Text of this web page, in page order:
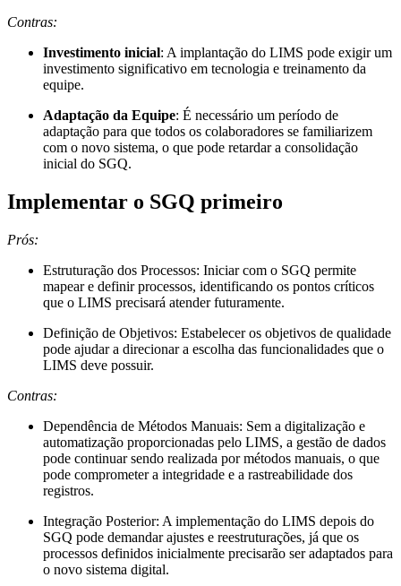
Contras:
Investimento inicial: A implantação do LIMS pode exigir um
investimento significativo em tecnologia e treinamento da
equipe.
Adaptação da Equipe: É necessário um período de
adaptação para que todos os colaboradores se familiarizem
com o novo sistema, o que pode retardar a consolidação
inicial do SGQ.
Implementar o SGQ primeiro
Prós:
Estruturação dos Processos: Iniciar com o SGQ permite
mapear e definir processos, identificando os pontos críticos
que o LIMS precisará atender futuramente.
Definição de Objetivos: Estabelecer os objetivos de qualidade
pode ajudar a direcionar a escolha das funcionalidades que o
LIMS deve possuir.
Contras:
Dependência de Métodos Manuais: Sem a digitalização e
automatização proporcionadas pelo LIMS, a gestão de dados
pode continuar sendo realizada por métodos manuais, o que
pode comprometer a integridade e a rastreabilidade dos
registros.
Integração Posterior: A implementação do LIMS depois do
SGQ pode demandar ajustes e reestruturações, já que os
processos definidos inicialmente precisarão ser adaptados para
o novo sistema digital.